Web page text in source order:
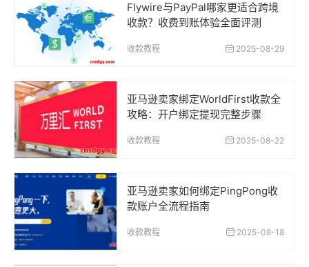
Flywire与PayPal哪家更适合跨境
收款？收费到账体验全面评测
收款教程 2025-08-29
亚马逊卖家绑定WorldFirst收款全
攻略：开户绑定提现完整步骤
收款教程 2025-08-22
亚马逊卖家如何绑定PingPong收
款账户全流程指南
收款教程 2025-08-18